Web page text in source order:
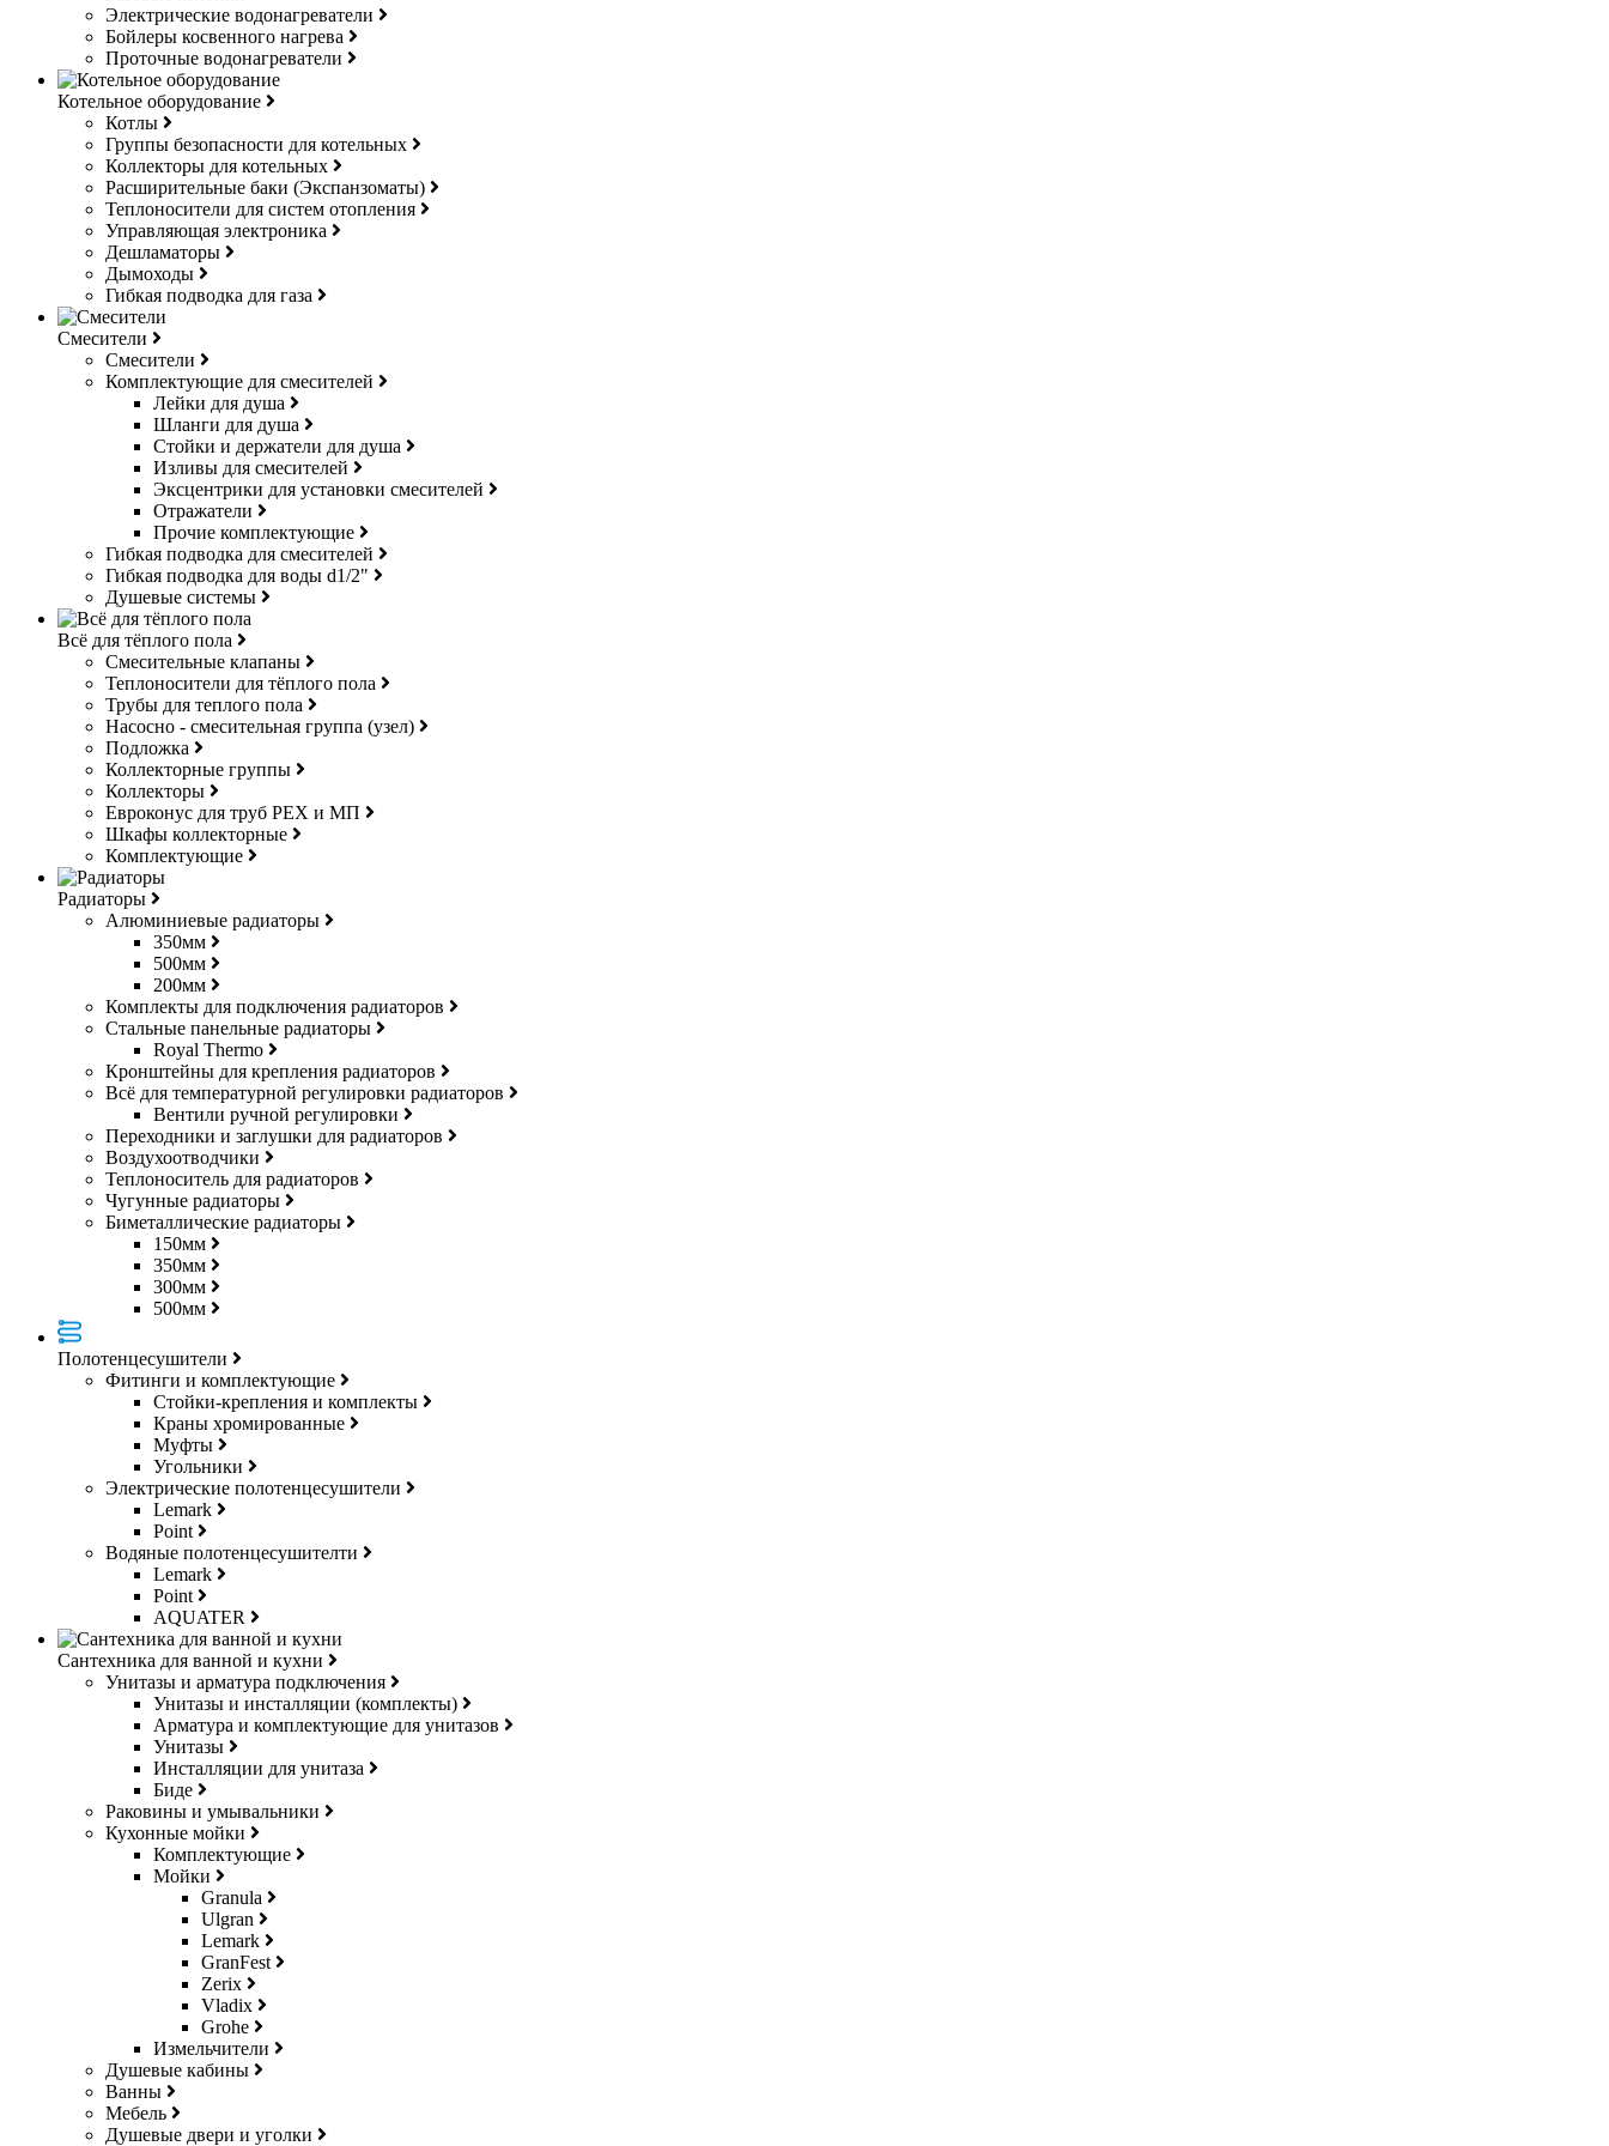
Электрические водонагреватели
Бойлеры косвенного нагрева
Проточные водонагреватели
Котельное оборудование
Котлы
Группы безопасности для котельных
Коллекторы для котельных
Расширительные баки (Экспанзоматы)
Теплоносители для систем отопления
Управляющая электроника
Дешламаторы
Дымоходы
Гибкая подводка для газа
Смесители
Смесители
Комплектующие для смесителей
Лейки для душа
Шланги для душа
Стойки и держатели для душа
Изливы для смесителей
Эксцентрики для установки смесителей
Отражатели
Прочие комплектующие
Гибкая подводка для смесителей
Гибкая подводка для воды d1/2"
Душевые системы
Всё для тёплого пола
Смесительные клапаны
Теплоносители для тёплого пола
Трубы для теплого пола
Насосно - смесительная группа (узел)
Подложка
Коллекторные группы
Коллекторы
Евроконус для труб РЕХ и МП
Шкафы коллекторные
Комплектующие
Радиаторы
Алюминиевые радиаторы
350мм
500мм
200мм
Комплекты для подключения радиаторов
Стальные панельные радиаторы
Royal Thermo
Кронштейны для крепления радиаторов
Всё для температурной регулировки радиаторов
Вентили ручной регулировки
Переходники и заглушки для радиаторов
Воздухоотводчики
Теплоноситель для радиаторов
Чугунные радиаторы
Биметаллические радиаторы
150мм
350мм
300мм
500мм
Полотенцесушители
Фитинги и комплектующие
Стойки-крепления и комплекты
Краны хромированные
Муфты
Угольники
Электрические полотенцесушители
Lemark
Point
Водяные полотенцесушителти
Lemark
Point
AQUATER
Сантехника для ванной и кухни
Унитазы и арматура подключения
Унитазы и инсталляции (комплекты)
Арматура и комплектующие для унитазов
Унитазы
Инсталляции для унитаза
Биде
Раковины и умывальники
Кухонные мойки
Комплектующие
Мойки
Granula
Ulgran
Lemark
GranFest
Zerix
Vladix
Grohe
Измельчители
Душевые кабины
Ванны
Мебель
Душевые двери и уголки